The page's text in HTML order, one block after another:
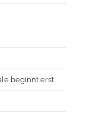
beginnt erst